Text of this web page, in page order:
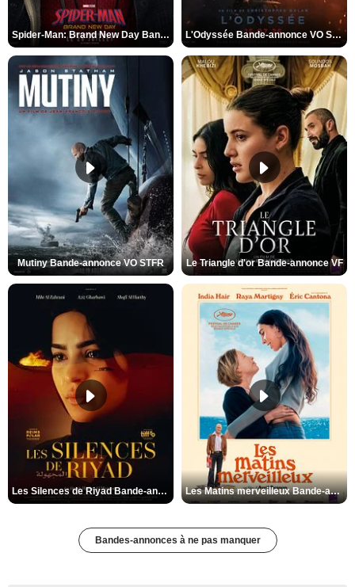
Spider-Man: Brand New Day Bande-annonce VO STFR L'Odyssée Bande-annonce VO STFR
Mutiny Bande-annonce VO STFR Le Triangle d'or Bande-annonce VF
Les Silences de Riyad Bande-annonce VO STFR Les Matins merveilleux Bande-annonce VF
Bandes-annonces à ne pas manquer